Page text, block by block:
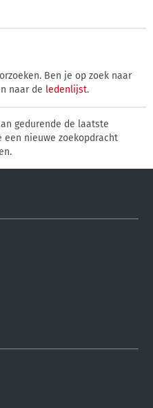
Ben je op zoek naar
naar de ledenlijst.
gedurende de laatste
een nieuwe zoekopdracht